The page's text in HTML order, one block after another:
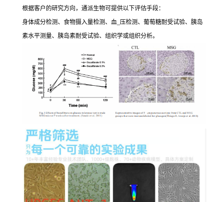
根据客户的研究方向，通派生物可提供以下评估手段：
身体成分检测、食物摄入量检测、血_压检测、葡萄糖耐受试验、胰岛
素水平测量、胰岛素耐受试验、组织学或组织分析。